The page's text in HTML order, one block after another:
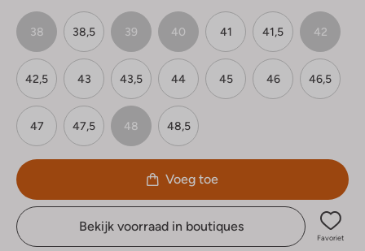
38 38,5 39 40 41 41,5 42
42,5 43 43,5 44 45 46 46,5
47 47,5 48 48,5
Voeg toe
Bekijk voorraad in boutiques
Favoriet